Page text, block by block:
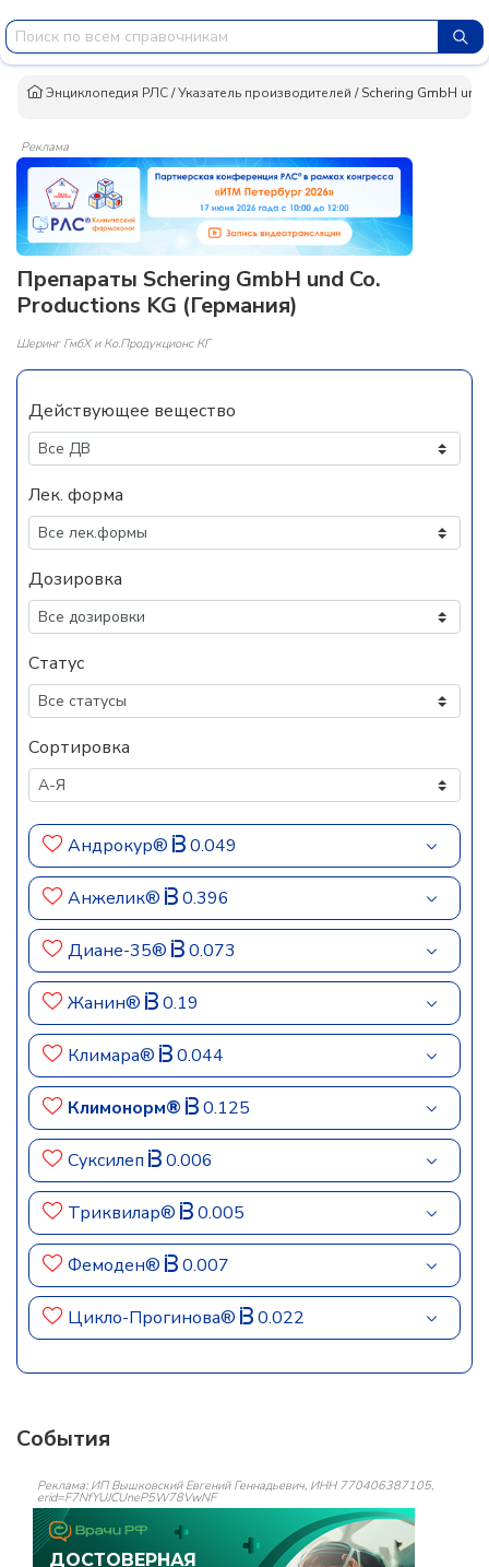
Энциклопедия РЛС/Указатель производителей /Schering GmbH
Реклама
Препараты Schering GmbH und Co.
Productions KG (Германия)
Шеринг ГмбХ и Ко.Продукционс КГ
Действующее вещество
Лек. форма
Дозировка
Статус
Сортировка
Андрокур® 0.049
Анжелик® 0.396
Диане-35® 0.073
Жанин® 0.19
Климара® 0.044
Климонорм® 0.125
Суксилеп 0.006
Триквилар® 0.005
Фемоден® 0.007
Цикло-Прогинова® 0.022
События
Реклама: ИП Вышковский Евгений Геннадьевич, ИНН 770406387105,
erid=F7NfYUJCUneP5W78VwNF